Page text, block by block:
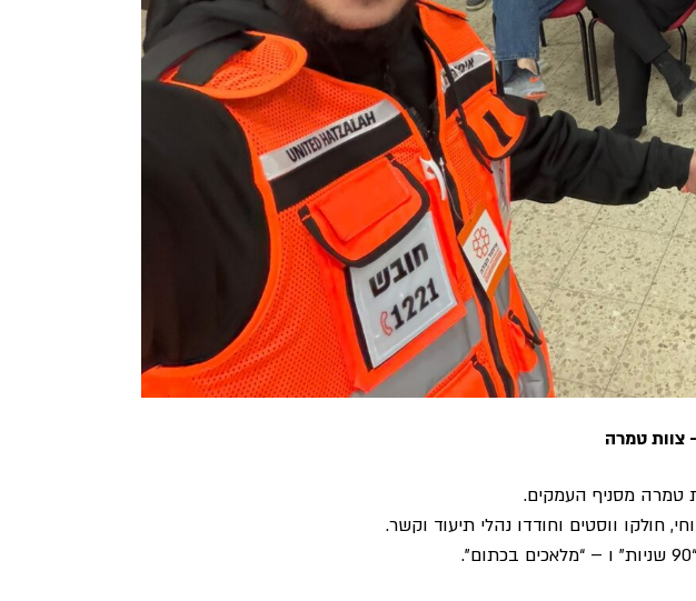
צוות טמרה
טמרה מסניף העמקים.
ווסטים וחודדו נהלי תיעוד וקשר.